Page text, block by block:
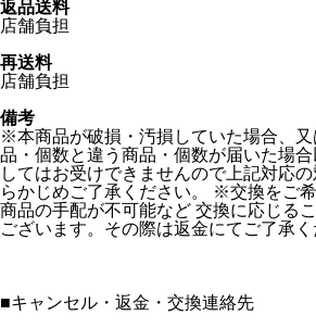
返品送料
店舗負担
再送料
店舗負担
備考
※本商品が破損・汚損していた場合、
品・個数と違う商品・個数が届いた場
してはお受けできませんので上記対応
らかじめご了承ください。 ※交換をご
商品の手配が不可能など 交換に応じる
ございます。その際は返金にてご了承く
■キャンセル・返金・交換連絡先